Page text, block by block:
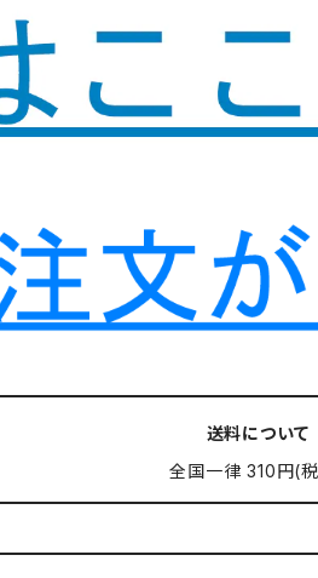
送料について
全国一律 310円(